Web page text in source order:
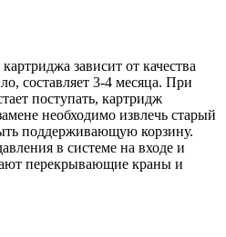
зависит от качества
составляет 3-4 месяца. При
поступать, картридж
необходимо извлечь старый
поддерживающую корзину.
в системе на входе и
перекрывающие краны и